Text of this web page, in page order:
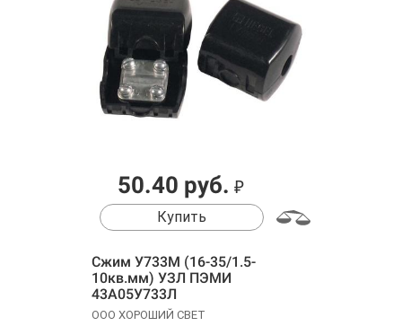
50.40 руб. ₽
Купить
Сжим У733М (16-35/1.5-
10кв.мм) УЗЛ ПЭМИ
43А05У733Л
ООО ХОРОШИЙ СВЕТ